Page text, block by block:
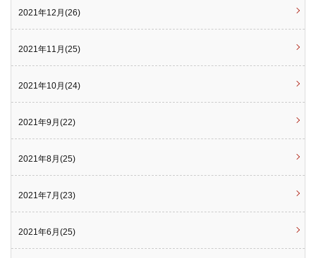
2021年12月(26)
2021年11月(25)
2021年10月(24)
2021年9月(22)
2021年8月(25)
2021年7月(23)
2021年6月(25)